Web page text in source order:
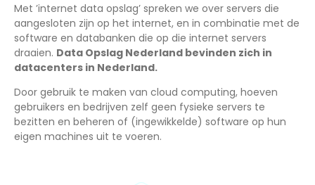
Met ’internet data opslag’ spreken we over servers die
aangesloten zijn op het internet, en in combinatie met de
software en databanken die op die internet servers
draaien. Data Opslag Nederland bevinden zich in
datacenters in Nederland.
Door gebruik te maken van cloud computing, hoeven
gebruikers en bedrijven zelf geen fysieke servers te
bezitten en beheren of (ingewikkelde) software op hun
eigen machines uit te voeren.